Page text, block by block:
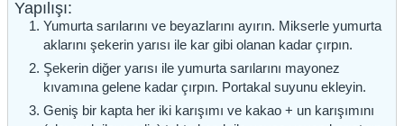
Yapılışı:
Yumurta sarılarını ve beyazlarını ayırın. Mikserle yumurta
aklarını şekerin yarısı ile kar gibi olanan kadar çırpın.
Şekerin diğer yarısı ile yumurta sarılarını mayonez
kıvamına gelene kadar çırpın. Portakal suyunu ekleyin.
Geniş bir kapta her iki karışımı ve kakao + un karışımını